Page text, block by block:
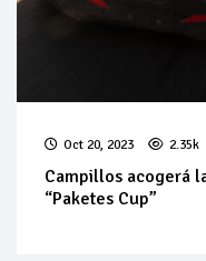
Oct 20, 2023 2.35k
Campillos acogerá
“Paketes Cup”